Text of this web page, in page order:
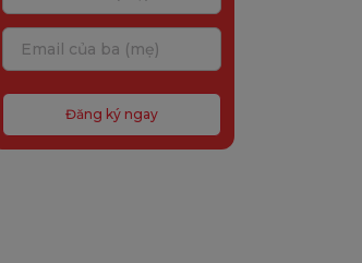
Đăng ký ngay